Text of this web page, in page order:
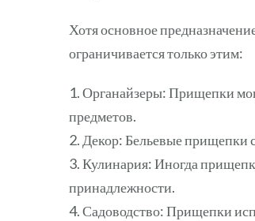
Хотя основное
ограничивается только этим:
1. Органайзеры: Прищепки
предметов.
2. Декор: Бельевые прищепки
3. Кулинария: Иногда
принадлежности.
4. Садоводство: Прищепки